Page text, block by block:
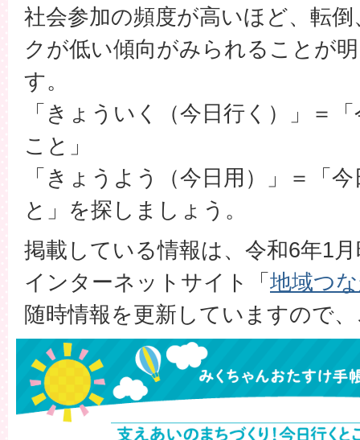
社会参加の頻度が高いほど、転
クが低い傾向がみられることが
す。
「きょういく（今日行く）」＝
こと」
「きょうよう（今日用）」＝「
と」を探しましょう。
掲載している情報は、令和6年1
インターネットサイト「 地域つ
随時情報を更新していますので